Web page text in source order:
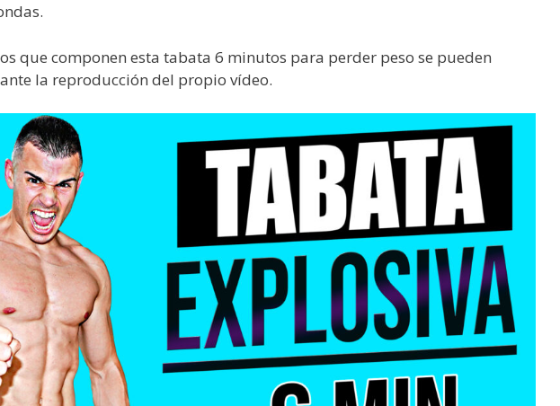
que componen esta tabata 6 minutos para perder peso se pueden
la reproducción del propio vídeo.